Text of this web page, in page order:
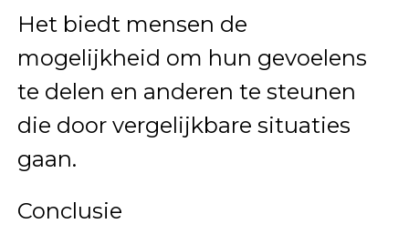
Het biedt mensen de
mogelijkheid om hun gevoelens
te delen en anderen te steunen
die door vergelijkbare situaties
gaan.
Conclusie